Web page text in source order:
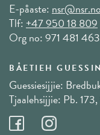
E-påaste: nsr@nsr.no
Tlf:+47 950 18 809
Org no: 971 481 463
BÅETIEH
Guessiesijjie:
Tjaalehsijjie: Pb.